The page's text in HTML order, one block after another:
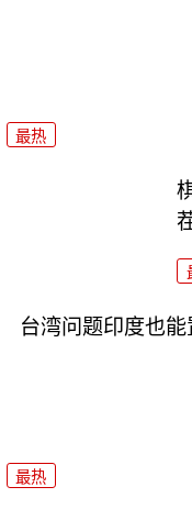
最热
台湾问题印度也
最热